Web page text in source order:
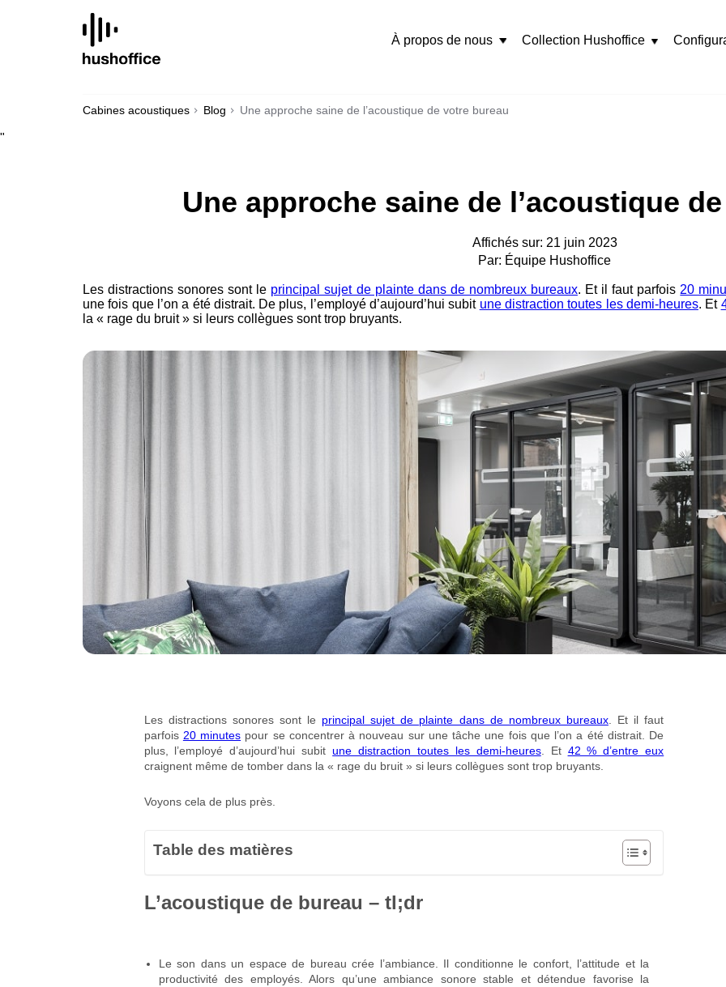
À propos de nous Collection HushofficeRozwiń
Cabines acoustiques Blog Une approche saine de l’acoustique de votre bureau
"
Une approche saine de l’acoustique
Affichés sur: 21 juin 2023
Par: Équipe Hushoffice
Les distractions sonores sont le principal sujet de plainte dans de nombreux bureaux. Et il faut parfois 20
une fois que l’on a été distrait. De plus, l’employé d’aujourd’hui subit une distraction toutes les demi-heures. Et
la « rage du bruit » si leurs collègues sont trop bruyants.
Les distractions sonores sont le principal sujet de plainte dans de nombreux bureaux. Et il faut
parfois 20 minutes pour se concentrer à nouveau sur une tâche une fois que l’on a été distrait. De
plus, l’employé d’aujourd’hui subitune distraction toutes les demi-heures. Et 42 % d’entre eux
craignent même de tomber dans la « rage du bruit » si leurs collègues sont trop bruyants.
Voyons cela de plus près.
Table des matières
L’acoustique de bureau – tl;dr
Le son dans un espace de bureau crée l’ambiance. Il conditionne le confort, l’attitude et la
productivité des employés. Alors qu’une ambiance sonore stable et détendue favorise la